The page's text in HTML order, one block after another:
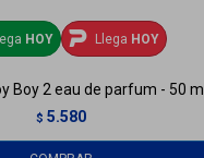
HOY Llega HOY
Boy 2 eau de parfum - 50 ml
$ 5.580